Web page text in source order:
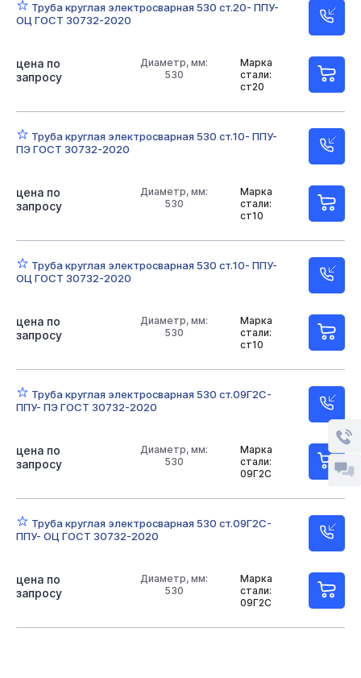
Труба круглая электросварная 530 ст.20- ППУ-
ОЦ ГОСТ 30732-2020
Марка
стали:
ст20
Диаметр, мм:
530
цена по
запросу
Труба круглая электросварная 530 ст.10- ППУ-
ПЭ ГОСТ 30732-2020
Марка
стали:
ст10
Диаметр, мм:
530
цена по
запросу
Труба круглая электросварная 530 ст.10- ППУ-
ОЦ ГОСТ 30732-2020
Марка
стали:
ст10
Диаметр, мм:
530
цена по
запросу
Труба круглая электросварная 530 ст.09Г2С-
ППУ- ПЭ ГОСТ 30732-2020
Марка
стали:
09Г2С
Диаметр, мм:
530
цена по
запросу
Труба круглая электросварная 530 ст.09Г2С-
ППУ- ОЦ ГОСТ 30732-2020
Марка
стали:
09Г2С
Диаметр, мм:
530
цена по
запросу